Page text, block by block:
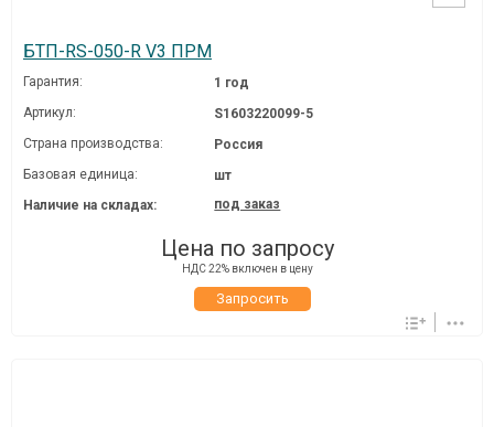
БТП-RS-050-R V3 ПРМ
Гарантия:
1 год
Артикул:
S1603220099-5
Страна производства:
Россия
Базовая единица:
шт
Наличие на складах:
под заказ
Цена по запросу
НДС 22% включен в цену
Запросить